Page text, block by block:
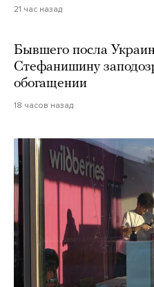
21 час назад
Бывшего посла
Стефанишину
обогащении
18 часов назад